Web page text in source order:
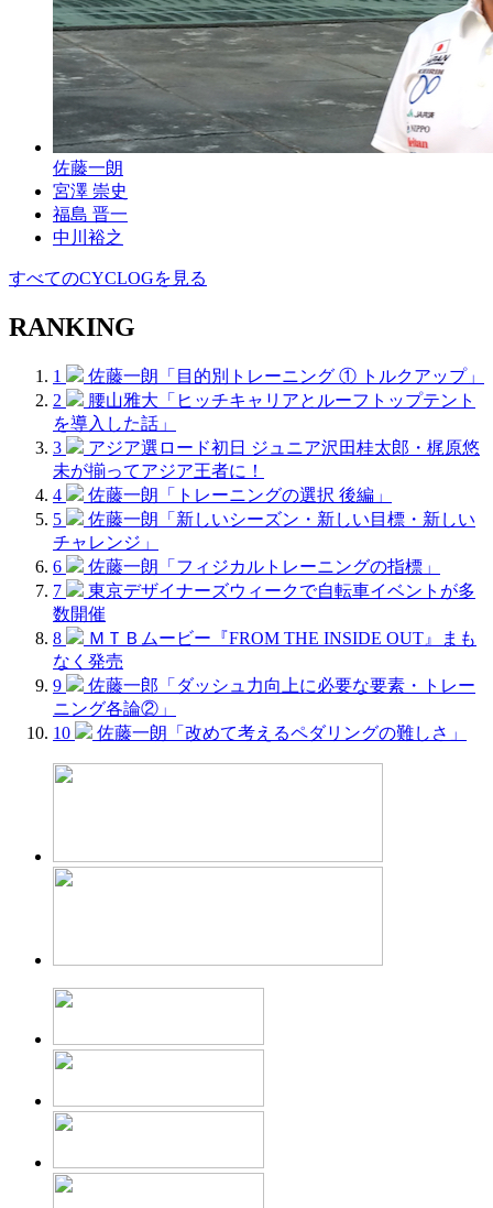
佐藤一朗
宮澤 崇史
福島 晋一
中川裕之
すべてのCYCLOGを見る
RANKING
1
佐藤一朗「目的別トレーニング ① トルクアップ」
2
腰山雅大「ヒッチキャリアとルーフトップテント
を導入した話」
3
アジア選ロード初日 ジュニア沢田桂太郎・梶原悠
未が揃ってアジア王者に！
4
佐藤一朗「トレーニングの選択 後編」
5
佐藤一朗「新しいシーズン・新しい目標・新しい
チャレンジ」
6
佐藤一朗「フィジカルトレーニングの指標」
7
東京デザイナーズウィークで自転車イベントが多
数開催
8
ＭＴＢムービー『FROM THE INSIDE OUT』まも
なく発売
9
佐藤一郎「ダッシュ力向上に必要な要素・トレー
ニング各論②」
10
佐藤一朗「改めて考えるペダリングの難しさ」